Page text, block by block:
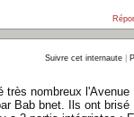
Suivre cet internaute
très nombreux l'Avenue
Bab bnet. Ils ont brisé